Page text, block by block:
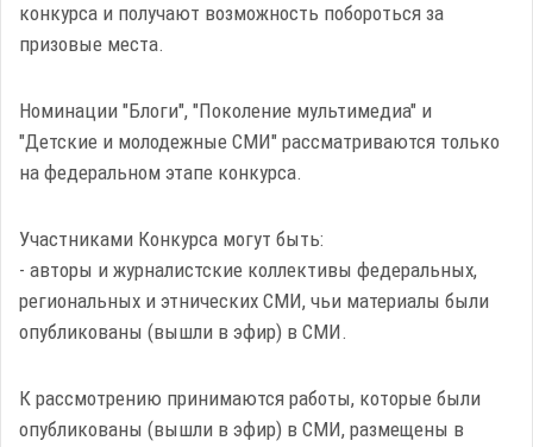
конкурса и получают возможность побороться за
призовые места.
Номинации "Блоги", "Поколение мультимедиа" и
"Детские и молодежные СМИ" рассматриваются только
на федеральном этапе конкурса.
Участниками Конкурса могут быть:
- авторы и журналистские коллективы федеральных,
региональных и этнических СМИ, чьи материалы были
опубликованы (вышли в эфир) в СМИ.
К рассмотрению принимаются работы, которые были
опубликованы (вышли в эфир) в СМИ, размещены в